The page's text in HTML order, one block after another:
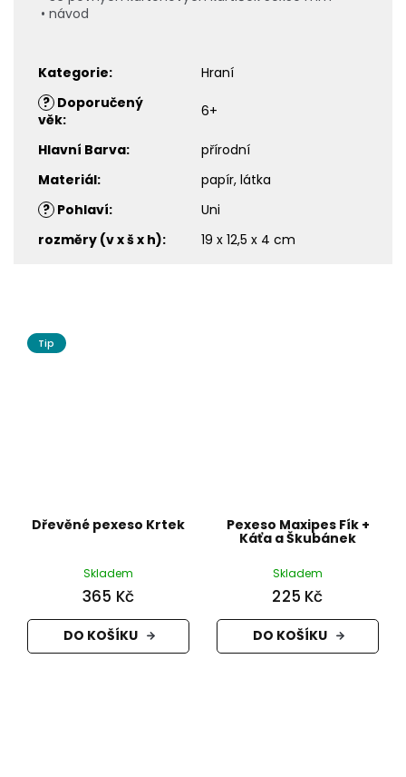
• návod
Kategorie:
Hraní
? Doporučený
věk: 6+
Hlavní Barva:
přírodní
Materiál:
papír, látka
? Pohlaví:
Uni
rozměry (v x š x h): 19 x 12,5 x 4 cm
Tip
Dřevěné pexeso Krtek
Skladem
365 Kč
DO KOŠÍKU
Pexeso Maxipes Fík +
Káťa a Škubánek
Skladem
225 Kč
DO KOŠÍKU